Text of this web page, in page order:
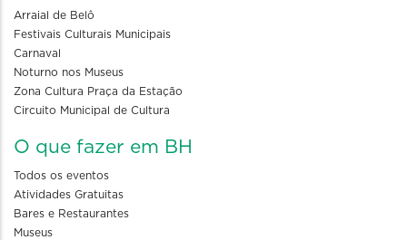
Arraial de Belô
Festivais Culturais Municipais
Carnaval
Noturno nos Museus
Zona Cultura Praça da Estação
Circuito Municipal de Cultura
O que fazer em BH
Todos os eventos
Atividades Gratuitas
Bares e Restaurantes
Museus